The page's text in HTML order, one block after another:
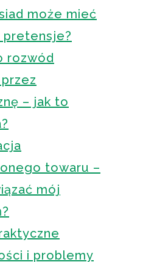
może mieć
pretensje?
rozwód
– jak to
towaru –
mój
i problemy